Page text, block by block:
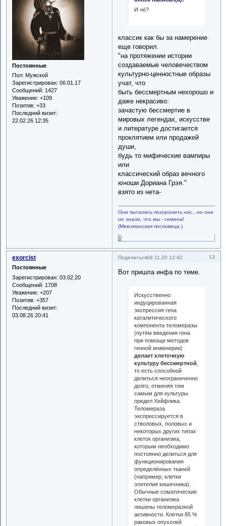
Постоянные
Пол: Мужской
Зарегистрирован: 06.01.17
Сообщений: 1427
Уважение: +109
Позитив: +33
Последний визит:
22.02.26 12:35
И чё?
классик как бы за намерение
еще говорил.
"на протяжении истории
создаваемые человечеством
культурно-ценностные образы
учат, что
быть бессмертным нехорошо и
даже некрасиво:
зачастую бессмертие в
мировых легендах, искусстве
и литературе достигается
проклятием или продажей
души,
будь то мифические вампиры
или
классический образ вечного
юноши Дориана Грэя."
взято из нета-
Они пытались похоронить нас...но они
не знали, что мы - семена!
(Мексиканская пословица )
0
Поделиться 13
08.11.20 12:42
exorcist
Постоянные
Зарегистрирован: 03.02.20
Сообщений: 1708
Уважение: +207
Позитив: +357
Последний визит:
03.08.26 20:41
Вот пришла инфа по теме.
Искусственно
индуцированная
экспрессия гена
каталитического
компонента теломеразы
(путём введения гена
при помощи методов
генной инженерии)
делает клеточную
культуру бессмертной,
то есть способной
делиться неограниченно
долго, отменяя тем
самым для культуры
предел Хейфлика.
Теломераза
экспрессируется в
стволовых, половых и
некоторых других типах
клеток организма,
которым необходимо
постоянно делиться для
функционирования
определённых тканей
(например, клетки
эпителия кишечника).
Обычные соматические
клетки организма
лишены теломеразной
активности. Клетки 85 %
раковых опухолей